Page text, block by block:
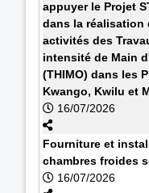
appuyer le Projet
dans la réalisation
activités des
intensité de Main
(THIMO) dans les
Kwango, Kwilu et
16/07/2026
Fourniture et
chambres froides
16/07/2026